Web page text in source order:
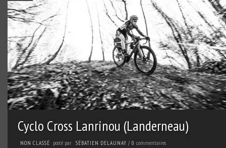
Cyclo Cross Lanrinou (Landerneau)
NON CLASSÉ posté par SÉBATIEN DELAUNAY / 0 commentaires